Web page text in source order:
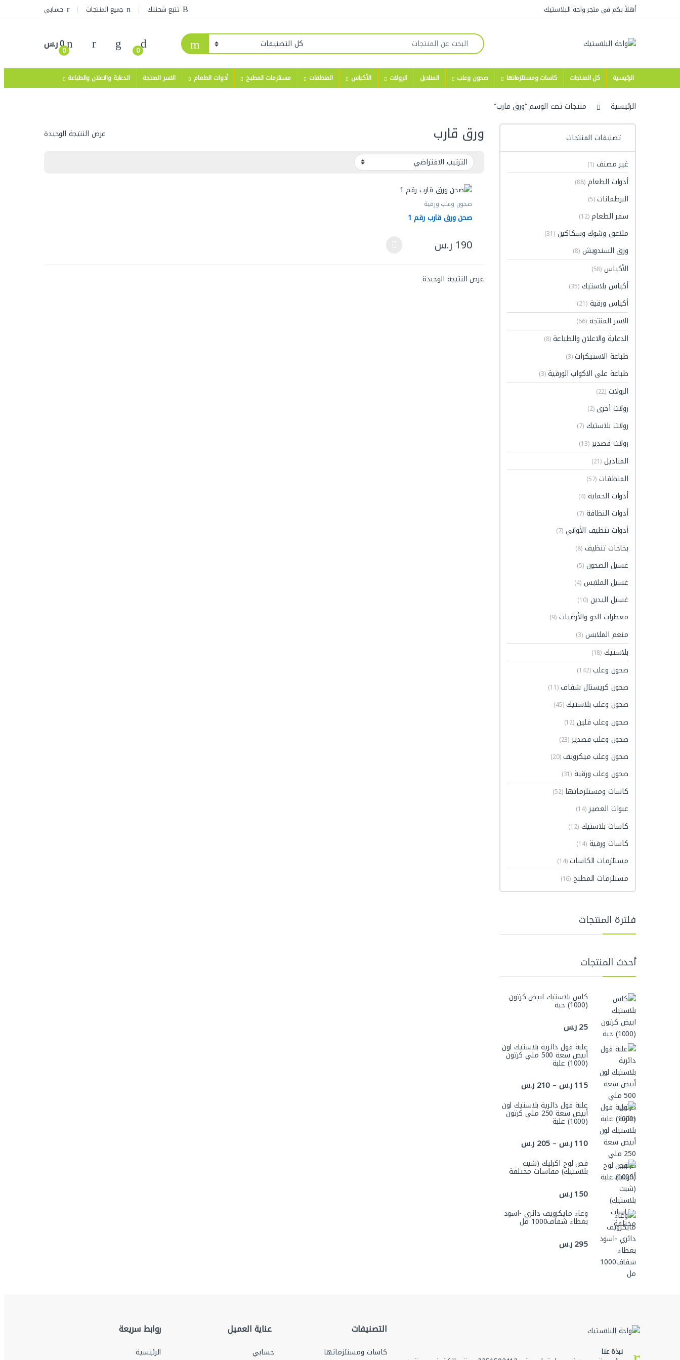
Skip to navigation
Skip to contentأهلاً بكم في متجر واحة البلاستيك تتبع شحنتك جميع المنتجات حسابي
Search for:
0
0
0ر.س
الرئيسية كل المنتجات كاسات ومستلزماتها صحون وعلب المناديل الرولات الأكياس المنظفات مستلزمات المطبخ أدوات الطعام الاسر المنتجة الدعاية والاعلان والطباعة
الرئيسية منتجات تحت الوسم “ورق قارب”
ورق قارب عرض النتيجة الوحيدة
صحون وعلب ورقية
صحن ورق قارب رقم 1
190 ر.س
هناك العديد من الأشكال المختلفة لهذا المنتج. يمكن اختيار الخيارات على صفحة المنتج
عرض النتيجة الوحيدة
تصنيفات المنتجات
غير مصنف (1)
أدوات الطعام(88)
البرطمانات(5)
سفر الطعام(12)
ملاعق وشوك وسكاكين(31)
ورق السندويش(8)
الأكياس (58)
أكياس بلاستيك(35)
أكياس ورقية(21)
الاسر المنتجة(66)
الدعاية والاعلان والطباعة(8)
طباعة الاستيكرات(3)
طباعة على الاكواب الورقية(3)
الرولات (22)
رولات أخرى(2)
رولات بلاستيك(7)
رولات قصدير(13)
المناديل (21)
المنظفات (57)
أدوات الحماية(4)
أدوات النظافة(7)
أدوات تنظيف الأواني(7)
بخاخات تنظيف(8)
غسيل الصحون(5)
غسيل الملابس(4)
غسيل اليدين(10)
معطرات الجو والأرضيات (9)
منعم الملابس(3)
بلاستيك (18)
صحون وعلب(142)
صحون كريستال شفاف(11)
صحون وعلب بلاستيك(45)
صحون وعلب فلين (12)
صحون وعلب قصدير(23)
صحون وعلب ميكرويف(20)
صحون وعلب ورقية (31)
كاسات ومستلزماتها(52)
عبوات العصير(14)
كاسات بلاستيك(12)
كاسات ورقية(14)
مستلزمات الكاسات(14)
مستلزمات المطبخ (16)
فلترة المنتجات
أحدث المنتجات
كاس بلاستيك ابيض كرتون
(1000) حبة
25 ر.س
علبة فول دائرية بلاستيك لون
أبيض سعة 500 ملي كرتون
(1000) علبة
115ر.س –
210 ر.سنطاق السعر: من ⁦115 ر.س⁩ خلال ⁦210 ر.س⁩
علبة فول دائرية بلاستيك لون
أبيض سعة 250 ملي كرتون
(1000) علبة
110ر.س –
205 ر.سنطاق السعر: من ⁦110 ر.س⁩ خلال ⁦205 ر.س⁩
قص لوح اكرليك (شيت
بلاستيك) مقاسات مختلفة
150ر.س
وعاء مايكرويف دائري -اسود
بغطاء شفاف1000 مل
295ر.س
نبذة عنا
التصنيفات
كاسات ومستلزماتها
عناية العميل
حسابي
روابط سريعة
الرئيسية